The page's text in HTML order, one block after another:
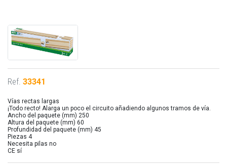
Ref. 33341
Vías rectas largas
¡Todo recto! Alarga un poco el circuito añadiendo algunos tramos de vía.
Ancho del paquete (mm) 250
Altura del paquete (mm) 60
Profundidad del paquete (mm) 45
Piezas 4
Necesita pilas no
CE sí